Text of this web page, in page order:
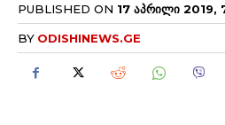
PUBLISHED ON 17 ᲐᲞᲠᲘᲚᲘ 2019,
BY ODISHINEWS.GE